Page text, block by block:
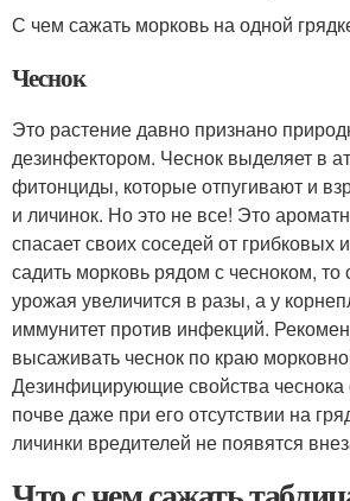
С чем сажать морковь на одной
Чеснок
Это растение давно признано
дезинфектором. Чеснок выделяет в
фитонциды, которые отпугивают и
и личинок. Но это не все! Это
спасает своих соседей от грибковых
садить морковь рядом с чесноком, то
урожая увеличится в разы, а у
иммунитет против инфекций.
высаживать чеснок по краю
Дезинфицирующие свойства чеснока
почве даже при его отсутствии на
личинки вредителей не появятся